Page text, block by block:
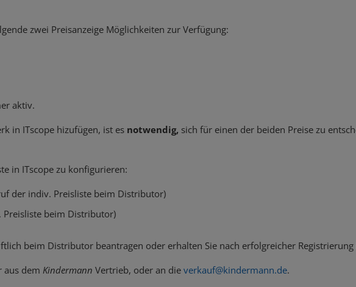
zwei Preisanzeige Möglichkeiten zur Verfügung:
aktiv.
in ITscope hizufügen, ist es notwendig, sich für einen der beiden Preise zu
in ITscope zu konfigurieren:
der indiv. Preisliste beim Distributor)
beim Distributor)
beim Distributor beantragen oder erhalten Sie nach erfolgreicher
aus dem Kindermann Vertrieb, oder an die verkauf@kindermann.de.